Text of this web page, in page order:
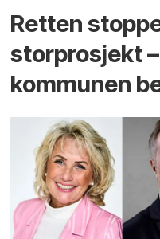
Retten
storprosjekt
kommunen